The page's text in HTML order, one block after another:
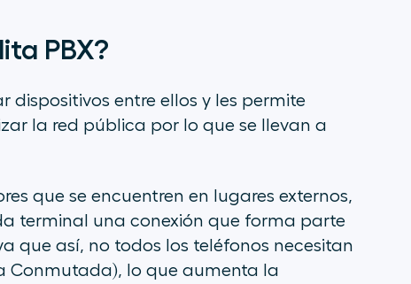
PBX?
dispositivos entre ellos y les permite
la red pública por lo que se llevan a
que se encuentren en lugares externos,
terminal una conexión que forma parte
que así, no todos los teléfonos necesitan
Conmutada), lo que aumenta la